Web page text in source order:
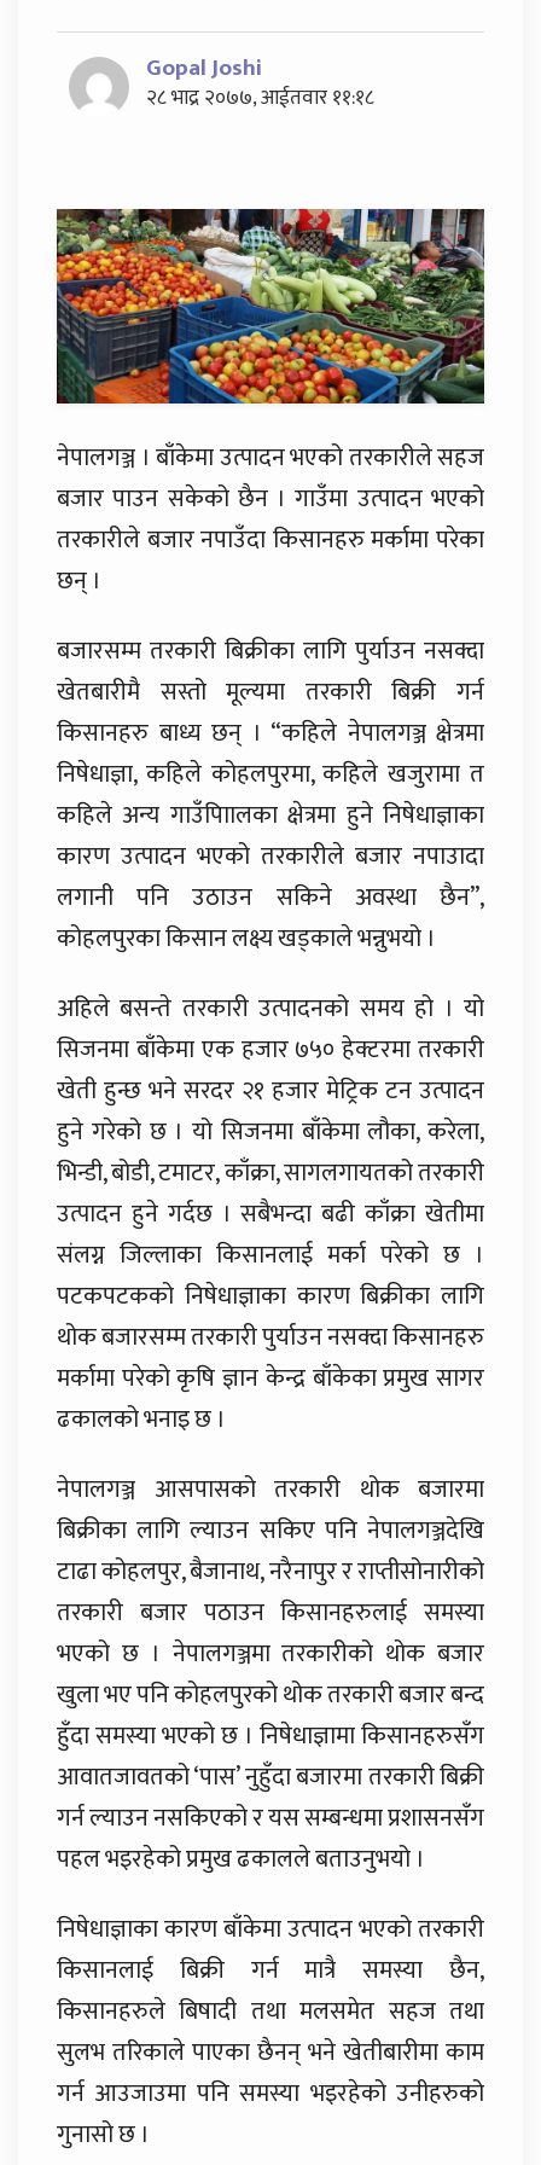
Gopal Joshi
२८ भाद्र २०७७, आईतवार ११:१८
नेपालगञ्ज । बाँकेमा उत्पादन भएको तरकारीले सहज
बजार पाउन सकेको छैन । गाउँमा उत्पादन भएको
तरकारीले बजार नपाउँदा किसानहरु मर्कामा परेका
छन् ।
बजारसम्म तरकारी बिक्रीका लागि पुर्याउन नसक्दा
खेतबारीमै सस्तो मूल्यमा तरकारी बिक्री गर्न
किसानहरु बाध्य छन् । “कहिले नेपालगञ्ज क्षेत्रमा
निषेधाज्ञा, कहिले कोहलपुरमा, कहिले खजुरामा त
कहिले अन्य गाउँपाािलका क्षेत्रमा हुने निषेधाज्ञाका
कारण उत्पादन भएको तरकारीले बजार नपाउादा
लगानी पनि उठाउन सकिने अवस्था छैन”,
कोहलपुरका किसान लक्ष्य खड्काले भन्नुभयो ।
अहिले बसन्ते तरकारी उत्पादनको समय हो । यो
सिजनमा बाँकेमा एक हजार ७५० हेक्टरमा तरकारी
खेती हुन्छ भने सरदर २१ हजार मेट्रिक टन उत्पादन
हुने गरेको छ । यो सिजनमा बाँकेमा लौका, करेला,
भिन्डी, बोडी, टमाटर, काँक्रा, सागलगायतको तरकारी
उत्पादन हुने गर्दछ । सबैभन्दा बढी काँक्रा खेतीमा
संलग्न जिल्लाका किसानलाई मर्का परेको छ ।
पटकपटकको निषेधाज्ञाका कारण बिक्रीका लागि
थोक बजारसम्म तरकारी पुर्याउन नसक्दा किसानहरु
मर्कामा परेको कृषि ज्ञान केन्द्र बाँकेका प्रमुख सागर
ढकालको भनाइ छ ।
नेपालगञ्ज आसपासको तरकारी थोक बजारमा
बिक्रीका लागि ल्याउन सकिए पनि नेपालगञ्जदेखि
टाढा कोहलपुर, बैजानाथ, नरैनापुर र राप्तीसोनारीको
तरकारी बजार पठाउन किसानहरुलाई समस्या
भएको छ । नेपालगञ्जमा तरकारीको थोक बजार
खुला भए पनि कोहलपुरको थोक तरकारी बजार बन्द
हुँदा समस्या भएको छ । निषेधाज्ञामा किसानहरुसँग
आवातजावतको ‘पास’ नुहुँदा बजारमा तरकारी बिक्री
गर्न ल्याउन नसकिएको र यस सम्बन्धमा प्रशासनसँग
पहल भइरहेको प्रमुख ढकालले बताउनुभयो ।
निषेधाज्ञाका कारण बाँकेमा उत्पादन भएको तरकारी
किसानलाई बिक्री गर्न मात्रै समस्या छैन,
किसानहरुले बिषादी तथा मलसमेत सहज तथा
सुलभ तरिकाले पाएका छैनन् भने खेतीबारीमा काम
गर्न आउजाउमा पनि समस्या भइरहेको उनीहरुको
गुनासो छ ।